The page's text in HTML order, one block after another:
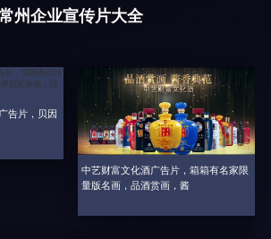
州企业宣传片大全
告片，贝因
中艺财富文化酒广告片，箱箱有名家限
量版名画，品酒赏画，酱